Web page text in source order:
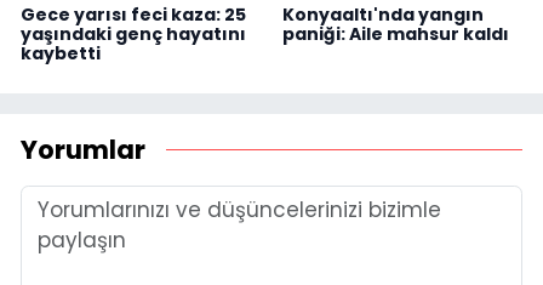
Gece yarısı feci kaza: 25
yaşındaki genç hayatını
kaybetti
Konyaaltı'nda yangın
paniği: Aile mahsur kaldı
Yorumlar